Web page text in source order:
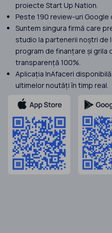
proiecte Start Up Nation.
Peste 190 review-uri Google
Suntem singura firmă care
studio la partenerii noștri de
program de finanțare și
transparență 100%.
Aplicația InAfaceri
ultimelor noutăți în timp real.